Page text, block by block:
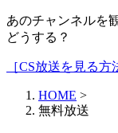
あのチャンネルを
どうする？
［CS放送を見る方
HOME >
無料放送